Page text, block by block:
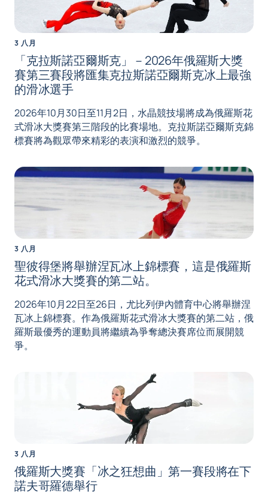
3 八月
「克拉斯諾亞爾斯克」－2026年俄羅斯大獎
賽第三賽段將匯集克拉斯諾亞爾斯克冰上最強
的滑冰選手
2026年10月30日至11月2日，水晶競技場將成為俄羅斯花
式滑冰大獎賽第三階段的比賽場地。克拉斯諾亞爾斯克錦
標賽將為觀眾帶來精彩的表演和激烈的競爭。
3 八月
聖彼得堡將舉辦涅瓦冰上錦標賽，這是俄羅斯
花式滑冰大獎賽的第二站。
2026年10月22日至26日，尤比列伊內體育中心將舉辦涅
瓦冰上錦標賽。作為俄羅斯花式滑冰大獎賽的第二站，俄
羅斯最優秀的運動員將繼續為爭奪總決賽席位而展開競
爭。
3 八月
俄羅斯大獎賽「冰之狂想曲」第一賽段將在下
諾夫哥羅德舉行